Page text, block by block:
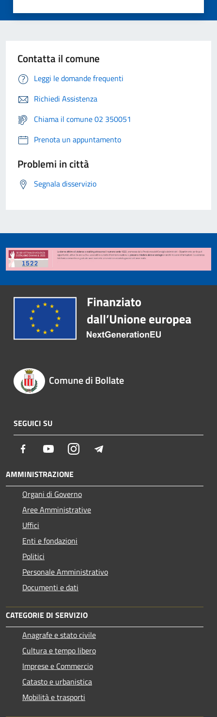
Contatta il comune
Leggi le domande frequenti
Richiedi Assistenza
Chiama il comune 02 350051
Prenota un appuntamento
Problemi in città
Segnala disservizio
Comune di Bollate
SEGUICI SU
Facebook YoutubeInstagram
AMMINISTRAZIONE
Organi di Governo
Aree Amministrative
Uffici
Enti e fondazioni
Politici
Personale Amministrativo
Documenti e dati
CATEGORIE DI SERVIZIO
Anagrafe e stato civile
Cultura e tempo libero
Imprese e Commercio
Catasto e urbanistica
Mobilità e trasporti